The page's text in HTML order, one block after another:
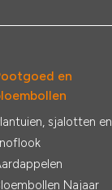
en
sjalotten en
Najaar